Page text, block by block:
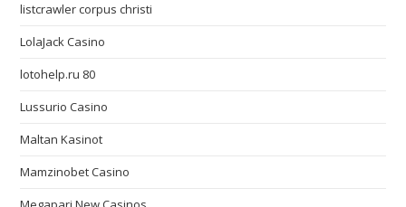
listcrawler corpus christi
LolaJack Casino
lotohelp.ru 80
Lussurio Casino
Maltan Kasinot
Mamzinobet Casino